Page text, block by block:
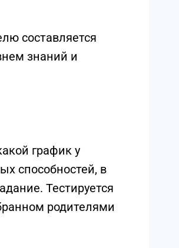
составляется
знаний и
график у
способностей, в
Тестируется
родителями